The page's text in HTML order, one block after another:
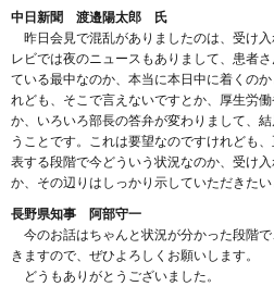
中日新聞 渡邉陽太郎 氏
昨日会見で混乱がありましたのは、受け
レビでは夜のニュースもありまして、患者
ている最中なのか、本当に本日中に着くの
れども、そこで言えないですとか、厚生労
か、いろいろ部長の答弁が変わりまして、
うことです。これは要望なのですけれども
表する段階で今どういう状況なのか、受け
か、その辺りはしっかり示していただきたい
長野県知事 阿部守一
今のお話はちゃんと状況が分かった段階
きますので、ぜひよろしくお願いします。
どうもありがとうございました。